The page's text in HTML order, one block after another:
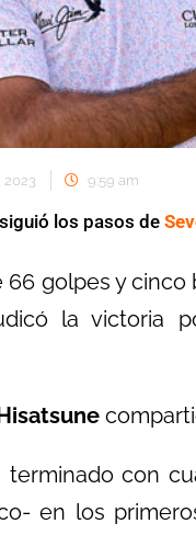
2023 9:59 am
siguió los pasos de
golpes y
la victoria
con
en los